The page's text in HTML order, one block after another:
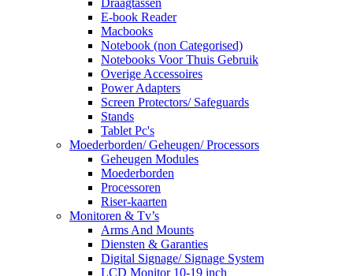
E-book Reader
Macbooks
Notebook (non Categorised)
Notebooks Voor Thuis Gebruik
Overige Accessoires
Power Adapters
Screen Protectors/ Safeguards
Stands
Tablet Pc's
Moederborden/ Geheugen/ Processors
Geheugen Modules
Moederborden
Processoren
Riser-kaarten
Monitoren & Tv’s
Arms And Mounts
Diensten & Garanties
Digital Signage/ Signage System
LCD Monitor 10-19 inch